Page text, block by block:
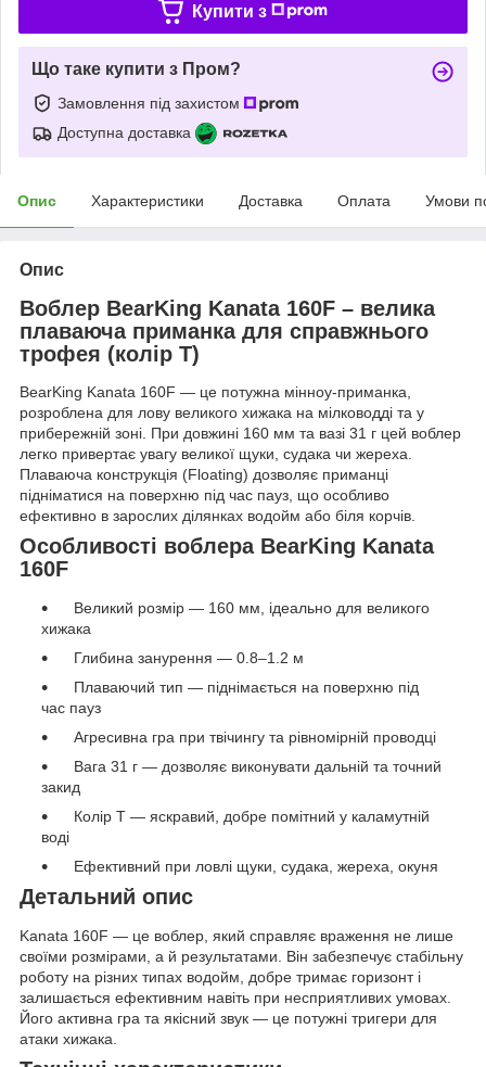
Купити з
Що таке купити з Пром?
Замовлення під захистом
Доступна доставка
Опис Характеристики Доставка Оплата Умови
Опис
Воблер BearKing Kanata 160F – велика
плаваюча приманка для справжнього
трофея (колір T)
BearKing Kanata 160F — це потужна мінноу-приманка,
розроблена для лову великого хижака на мілководді та у
прибережній зоні. При довжині 160 мм та вазі 31 г цей воблер
легко привертає увагу великої щуки, судака чи жереха.
Плаваюча конструкція (Floating) дозволяє приманці
підніматися на поверхню під час пауз, що особливо
ефективно в зарослих ділянках водойм або біля корчів.
Особливості воблера BearKing Kanata
160F
Великий розмір — 160 мм, ідеально для великого
хижака
Глибина занурення — 0.8–1.2 м
Плаваючий тип — піднімається на поверхню під
час пауз
Агресивна гра при твічингу та рівномірній проводці
Вага 31 г — дозволяє виконувати дальній та точний
закид
Колір T — яскравий, добре помітний у каламутній
воді
Ефективний при ловлі щуки, судака, жереха, окуня
Детальний опис
Kanata 160F — це воблер, який справляє враження не лише
своїми розмірами, а й результатами. Він забезпечує стабільну
роботу на різних типах водойм, добре тримає горизонт і
залишається ефективним навіть при несприятливих умовах.
Його активна гра та якісний звук — це потужні тригери для
атаки хижака.